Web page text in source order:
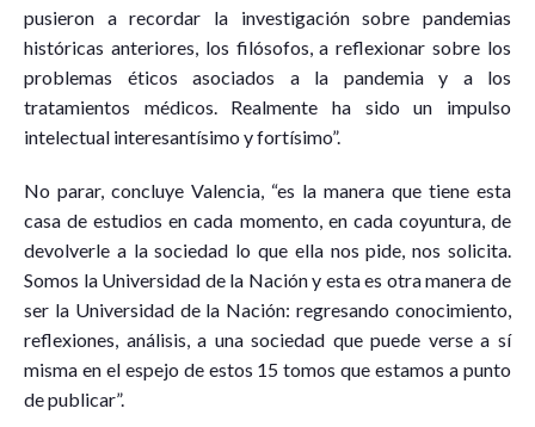
pusieron a recordar la investigación sobre pandemias
históricas anteriores, los filósofos, a reflexionar sobre los
problemas éticos asociados a la pandemia y a los
tratamientos médicos. Realmente ha sido un impulso
intelectual interesantísimo y fortísimo”.
No parar, concluye Valencia, “es la manera que tiene esta
casa de estudios en cada momento, en cada coyuntura, de
devolverle a la sociedad lo que ella nos pide, nos solicita.
Somos la Universidad de la Nación y esta es otra manera de
ser la Universidad de la Nación: regresando conocimiento,
reflexiones, análisis, a una sociedad que puede verse a sí
misma en el espejo de estos 15 tomos que estamos a punto
de publicar”.